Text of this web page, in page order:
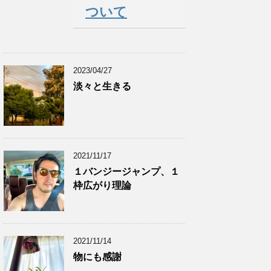
ついて
2023/04/27
淡々と生きる
2021/11/17
１バンジージャンプ、１
枠広がり理論
2021/11/14
物にも感謝